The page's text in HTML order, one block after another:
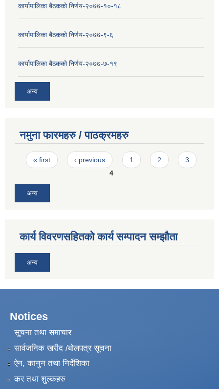
कार्यापालिका बैठकको निर्णय-२०७७-१०-१८
कार्यापालिका बैठकको निर्णय-२०७७-९-६
कार्यापालिका बैठकको निर्णय-२०७७-७-१९
अन्य
नमुना फारमहरु / पाठक्रमहरु
Pages
« first ‹ previous 1 2
3
4
अन्य
कार्य विवरणसहितको कार्य सम्पादन सम्झौता
अन्य
Notices
सूचना तथा समाचार
सार्वजनिक खरीद /बोलपत्र सूचना
ऐन, कानुन तथा निर्देशिका
कर तथा शुल्कहरु